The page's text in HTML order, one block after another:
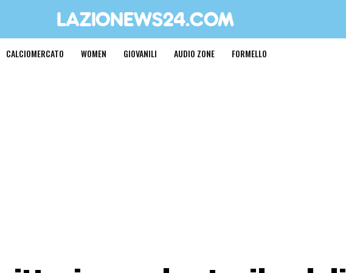
CALCIOMERCATO WOMEN GIOVANILI AUDIO ZONE FORMELLO